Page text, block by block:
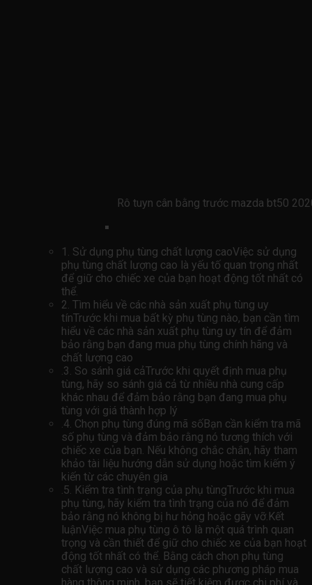
Rô tuyn cân bằng trước mazda bt50
1. Sử dụng phụ tùng chất lượng caoViệc sử dụng
phụ tùng chất lượng cao là yếu tố quan trọng nhất
để giữ cho chiếc xe của bạn hoạt động tốt nhất có
thể.
2. Tìm hiểu về các nhà sản xuất phụ tùng uy
tínTrước khi mua bất kỳ phụ tùng nào, bạn cần tìm
hiểu về các nhà sản xuất phụ tùng uy tín để đảm
bảo rằng bạn đang mua phụ tùng chính hãng và
chất lượng cao
.3. So sánh giá cảTrước khi quyết định mua phụ
tùng, hãy so sánh giá cả từ nhiều nhà cung cấp
khác nhau để đảm bảo rằng bạn đang mua phụ
tùng với giá thành hợp lý
.4. Chọn phụ tùng đúng mã sốBạn cần kiểm tra mã
số phụ tùng và đảm bảo rằng nó tương thích với
chiếc xe của bạn. Nếu không chắc chắn, hãy tham
khảo tài liệu hướng dẫn sử dụng hoặc tìm kiếm ý
kiến ​​từ các chuyên gia
.5. Kiểm tra tình trạng của phụ tùngTrước khi mua
phụ tùng, hãy kiểm tra tình trạng của nó để đảm
bảo rằng nó không bị hư hỏng hoặc gãy vỡ.Kết
luậnViệc mua phụ tùng ô tô là một quá trình quan
trọng và cần thiết để giữ cho chiếc xe của bạn hoạt
động tốt nhất có thể. Bằng cách chọn phụ tùng
chất lượng cao và sử dụng các phương pháp mua